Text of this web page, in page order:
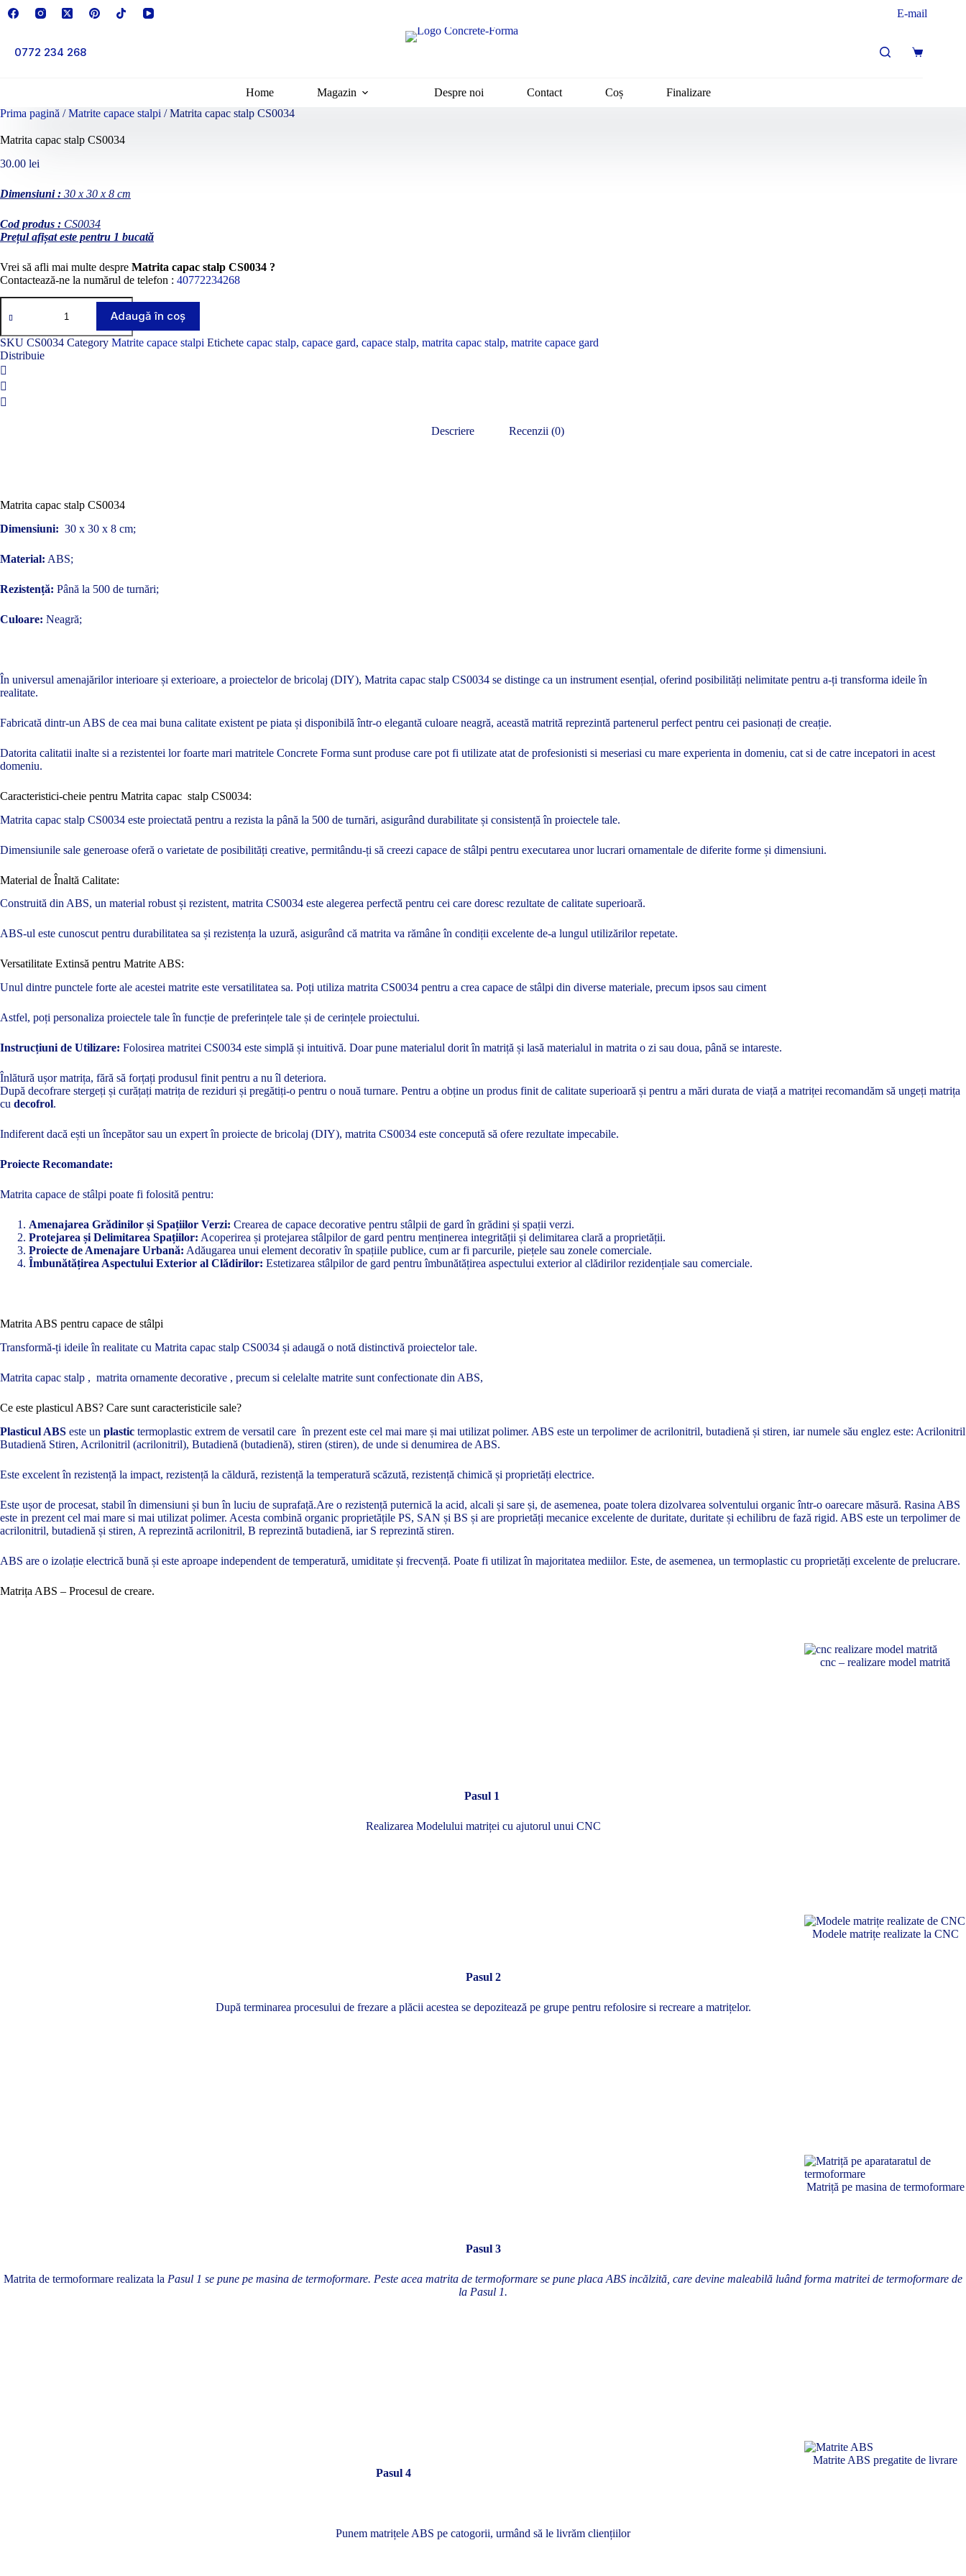
Sari
E-mail
0772 234 268
Coș
Home Magazin Despre noi Contact Coș
Finalizare
Prima pagină /Matrite capace stalpi / Matrita capac stalp CS0034
Matrita capac stalp CS0034
30.00 lei
Dimensiuni : 30 x 30 x 8 cm
Cod produs : CS0034
Prețul afișat este pentru 1 bucată
Vrei să afli mai multe despre Matrita capac stalp CS0034 ?
Contactează-ne la numărul de telefon : 40772234268
Cantitate
Matrita
stalp
CS0034
Adaugă în coș
SKU CS0034 Category Matrite capace stalpi Etichete capac stalp, capace gard, capace stalp, matrita capac stalp, matrite capace gard
Distribuie
Descriere Recenzii (0)
Matrita capac stalp CS0034
Dimensiuni: 30 x 30 x 8 cm;
Material: ABS;
Rezistență: Până la 500 de turnări;
Culoare: Neagră;
În universul amenajărilor interioare și exterioare, a proiectelor de bricolaj (DIY), Matrita capac stalp CS0034 se distinge ca un instrument esențial, oferind posibilități nelimitate pentru a-ți transforma ideile în
realitate.
Fabricată dintr-un ABS de cea mai buna calitate existent pe piata și disponibilă într-o elegantă culoare neagră, această matrită reprezintă partenerul perfect pentru cei pasionați de creație.
Datorita calitatii inalte si a rezistentei lor foarte mari matritele Concrete Forma sunt produse care pot fi utilizate atat de profesionisti si meseriasi cu mare experienta in domeniu, cat si de catre incepatori in acest
domeniu.
Caracteristici-cheie pentru Matrita capac stalp CS0034:
Matrita capac stalp CS0034 este proiectată pentru a rezista la până la 500 de turnări, asigurând durabilitate și consistență în proiectele tale.
Dimensiunile sale generoase oferă o varietate de posibilități creative, permitându-ți să creezi capace de stâlpi pentru executarea unor lucrari ornamentale de diferite forme și dimensiuni.
Material de Înaltă Calitate:
Construită din ABS, un material robust și rezistent, matrita CS0034 este alegerea perfectă pentru cei care doresc rezultate de calitate superioară.
ABS-ul este cunoscut pentru durabilitatea sa și rezistența la uzură, asigurând că matrita va rămâne în condiții excelente de-a lungul utilizărilor repetate.
Versatilitate Extinsă pentru Matrite ABS:
Unul dintre punctele forte ale acestei matrite este versatilitatea sa. Poți utiliza matrita CS0034 pentru a crea capace de stâlpi din diverse materiale, precum ipsos sau ciment
Astfel, poți personaliza proiectele tale în funcție de preferințele tale și de cerințele proiectului.
Instrucțiuni de Utilizare: Folosirea matritei CS0034 este simplă și intuitivă. Doar pune materialul dorit în matriță și lasă materialul in matrita o zi sau doua, până se intareste.
Înlătură ușor matrița, fără să forțați produsul finit pentru a nu îl deteriora.
După decofrare stergeți și curățați matrița de reziduri și pregătiți-o pentru o nouă turnare. Pentru a obține un produs finit de calitate superioară și pentru a mări durata de viață a matriței recomandăm să ungeți matrița
cu decofrol.
Indiferent dacă ești un începător sau un expert în proiecte de bricolaj (DIY), matrita CS0034 este concepută să ofere rezultate impecabile.
Proiecte Recomandate:
Matrita capace de stâlpi poate fi folosită pentru:
Amenajarea Grădinilor și Spațiilor Verzi: Crearea de capace decorative pentru stâlpii de gard în grădini și spații verzi.
Protejarea și Delimitarea Spațiilor: Acoperirea și protejarea stâlpilor de gard pentru menținerea integrității și delimitarea clară a proprietății.
Proiecte de Amenajare Urbană: Adăugarea unui element decorativ în spațiile publice, cum ar fi parcurile, piețele sau zonele comerciale.
Îmbunătățirea Aspectului Exterior al Clădirilor: Estetizarea stâlpilor de gard pentru îmbunătățirea aspectului exterior al clădirilor rezidențiale sau comerciale.
Matrita ABS pentru capace de stâlpi
Transformă-ți ideile în realitate cu Matrita capac stalp CS0034 și adaugă o notă distinctivă proiectelor tale.
Matrita capac stalp , matrita ornamente decorative , precum si celelalte matrite sunt confectionate din ABS,
Ce este plasticul ABS? Care sunt caracteristicile sale?
Plasticul ABS este un plastic termoplastic extrem de versatil care în prezent este cel mai mare și mai utilizat polimer. ABS este un terpolimer de acrilonitril, butadienă și stiren, iar numele său englez este: Acrilonitril
Butadienă Stiren, Acrilonitril (acrilonitril), Butadienă (butadienă), stiren (stiren), de unde si denumirea de ABS.
Este excelent în rezistență la impact, rezistență la căldură, rezistență la temperatură scăzută, rezistență chimică și proprietăți electrice.
Este ușor de procesat, stabil în dimensiuni și bun în luciu de suprafață.Are o rezistență puternică la acid, alcali și sare și, de asemenea, poate tolera dizolvarea solventului organic într-o oarecare măsură. Rasina ABS
este in prezent cel mai mare si mai utilizat polimer. Acesta combină organic proprietățile PS, SAN și BS și are proprietăți mecanice excelente de duritate, duritate și echilibru de fază rigid. ABS este un terpolimer de
acrilonitril, butadienă și stiren, A reprezintă acrilonitril, B reprezintă butadienă, iar S reprezintă stiren.
ABS are o izolație electrică bună și este aproape independent de temperatură, umiditate și frecvență. Poate fi utilizat în majoritatea mediilor. Este, de asemenea, un termoplastic cu proprietăți excelente de prelucrare.
Matrița ABS – Procesul de creare.
cnc – realizare model matrită
Pasul 1
Realizarea Modelului matriței cu ajutorul unui CNC
Modele matrițe realizate la CNC
Pasul 2
După terminarea procesului de frezare a plăcii acestea se depozitează pe grupe pentru refolosire si recreare a matrițelor.
Matriță pe masina de termoformare
Pasul 3
Matrita de termoformare realizata la Pasul 1 se pune pe masina de termoformare. Peste acea matrita de termoformare se pune placa ABS incălzită, care devine maleabilă luând forma matritei de termoformare de
la Pasul 1.
Matrite ABS pregatite de livrare
Pasul 4
Punem matrițele ABS pe catogorii, urmând să le livrăm cliențiilor